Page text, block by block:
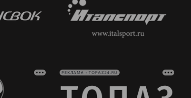
РЕКЛАМА • TOPAZ24.RU